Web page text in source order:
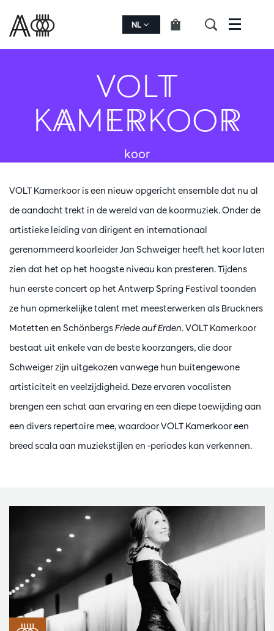
NL Menu
VOLT
KAMERKOOR
koor
VOLT Kamerkoor is een nieuw opgericht ensemble dat nu al
de aandacht trekt in de wereld van de koormuziek. Onder de
artistieke leiding van dirigent en internationaal
gerenommeerd koorleider Jan Schweiger heeft het koor laten
zien dat het op het hoogste niveau kan presteren. Tijdens
hun eerste concert op het Antwerp Spring Festival toonden
ze hun opmerkelijke talent met meesterwerken als Bruckners
Motetten en SchönbergsFriede auf Erden. VOLT Kamerkoor
bestaat uit enkele van de beste koorzangers, die door
Schweiger zijn uitgekozen vanwege hun buitengewone
artisticiteit en veelzijdigheid. Deze ervaren vocalisten
brengen een schat aan ervaring en een diepe toewijding aan
een divers repertoire mee, waardoor VOLT Kamerkoor een
breed scala aan muziekstijlen en -periodes kan verkennen.